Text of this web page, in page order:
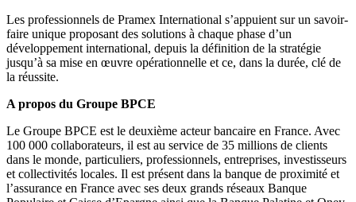
Les professionnels de Pramex International s’appuient sur un savoir-
faire unique proposant des solutions à chaque phase d’un
développement international, depuis la définition de la stratégie
jusqu’à sa mise en œuvre opérationnelle et ce, dans la durée, clé de
la réussite.
A propos du Groupe BPCE
Le Groupe BPCE est le deuxième acteur bancaire en France. Avec
100 000 collaborateurs, il est au service de 35 millions de clients
dans le monde, particuliers, professionnels, entreprises, investisseurs
et collectivités locales. Il est présent dans la banque de proximité et
l’assurance en France avec ses deux grands réseaux Banque